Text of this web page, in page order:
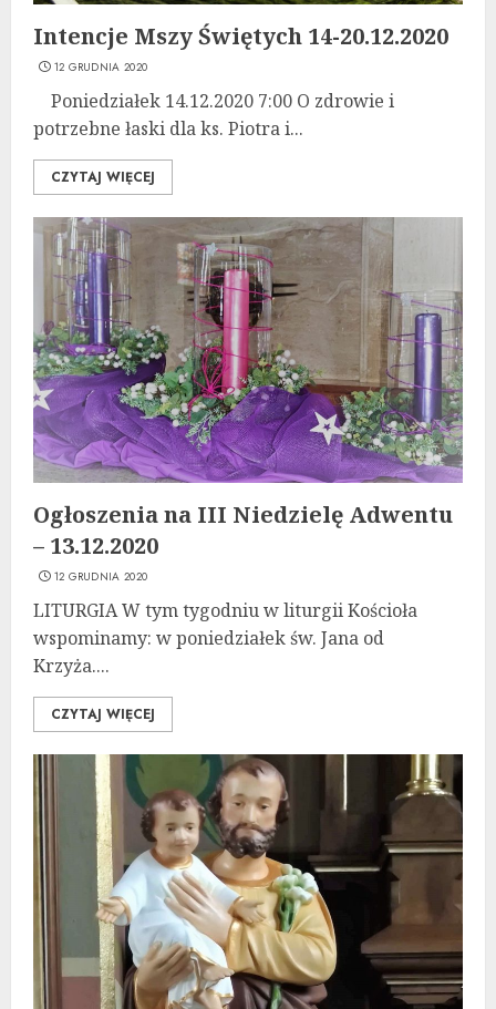
Intencje Mszy Świętych 14-20.12.2020
12 GRUDNIA 2020
Poniedziałek 14.12.2020 7:00 O zdrowie i
potrzebne łaski dla ks. Piotra i...
CZYTAJ WIĘCEJ
Ogłoszenia na III Niedzielę Adwentu
– 13.12.2020
12 GRUDNIA 2020
LITURGIA W tym tygodniu w liturgii Kościoła
wspominamy: w poniedziałek św. Jana od
Krzyża....
CZYTAJ WIĘCEJ